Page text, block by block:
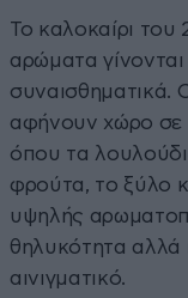
Το καλοκαίρι του
αρώματα
συναισθηματικά.
αφήνουν χώρο σε
όπου τα
φρούτα, το ξύλο
υψηλής
θηλυκότητα αλλά
αινιγματικό.